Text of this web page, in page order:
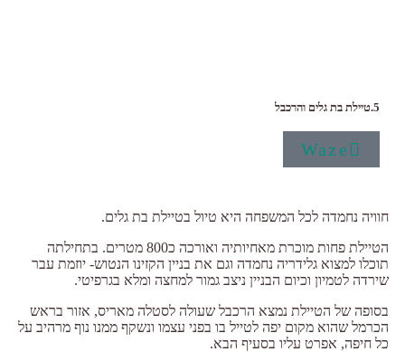
5.טיילת בת גלים והרכבל
Waze
חוויה נחמדה לכל המשפחה היא טיול בטיילת בת גלים.
הטיילת פחות מוכרת מאחיותיה ואורכה כ800 מטרים. בתחילתה
תוכלו למצוא גלידריה נחמדה וגם את בניין הקזינו הנטוש- יוזמת עבר
שירדה לטמיון וכיום הבניין ניצב גמור למחצה ומלא בגרפיטי.
בסופה של הטיילת נמצא הרכבל שעולה לסטלה מאריס, אזור בראש
הכרמל שהוא מקום יפה לטייל בו בפני עצמו ונשקף ממנו נוף מרהיב על
כל חיפה, אפרט עליו בסעיף הבא.